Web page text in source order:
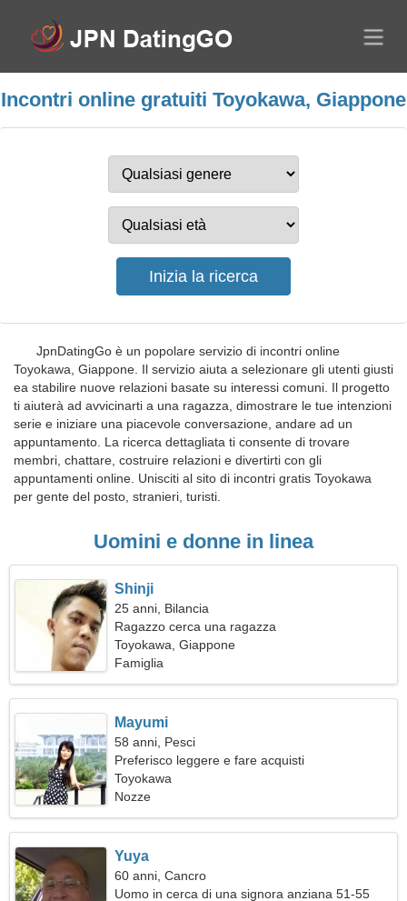
Incontri online gratuiti Toyokawa, Giappone
JpnDatingGo è un popolare servizio di incontri online
Toyokawa, Giappone. Il servizio aiuta a selezionare gli utenti giusti
ea stabilire nuove relazioni basate su interessi comuni. Il progetto
ti aiuterà ad avvicinarti a una ragazza, dimostrare le tue intenzioni
serie e iniziare una piacevole conversazione, andare ad un
appuntamento. La ricerca dettagliata ti consente di trovare
membri, chattare, costruire relazioni e divertirti con gli
appuntamenti online. Unisciti al sito di incontri gratis Toyokawa
per gente del posto, stranieri, turisti.
Uomini e donne in linea
Shinji
25 anni, Bilancia
Ragazzo cerca una ragazza
Toyokawa, Giappone
Famiglia
Mayumi
58 anni, Pesci
Preferisco leggere e fare acquisti
Toyokawa
Nozze
Yuya
60 anni, Cancro
Uomo in cerca di una signora anziana 51-55